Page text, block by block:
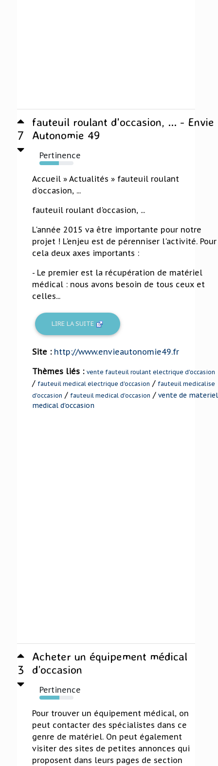
7
fauteuil roulant d'occasion, ... - Envie
Autonomie 49
Pertinence
57%
Accueil » Actualités » fauteuil roulant
d'occasion, ...
fauteuil roulant d'occasion, ...
L'année 2015 va être importante pour notre
projet ! L'enjeu est de pérenniser l'activité. Pour
cela deux axes importants :
- Le premier est la récupération de matériel
médical : nous avons besoin de tous ceux et
celles...
LIRE LA SUITE
Site : http://www.envieautonomie49.fr
Thèmes liés : vente fauteuil roulant electrique d'occasion
/ fauteuil medical electrique d'occasion / fauteuil medicalise
d'occasion / fauteuil medical d'occasion / vente de materiel
medical d'occasion
3
Acheter un équipement médical
d’occasion
Pertinence
59%
Pour trouver un équipement médical, on
peut contacter des spécialistes dans ce
genre de matériel. On peut également
visiter des sites de petites annonces qui
proposent dans leurs pages de section